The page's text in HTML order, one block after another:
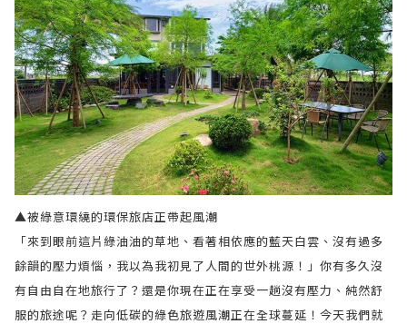
▲被綠意環繞的環保旅店正帶起風潮
「來到眼前這片綠油油的草地、看著相依應的藍天白雲、沒有過多
餘韻的壓力煩惱，我以為我初見了人間的世外桃源！」你有多久沒
有自由自在地旅行了？還是你現在正在享受一趟沒有壓力、純然舒
服的旅途呢？走向低碳的綠色旅遊風潮正在全球蔓延！今天我們就